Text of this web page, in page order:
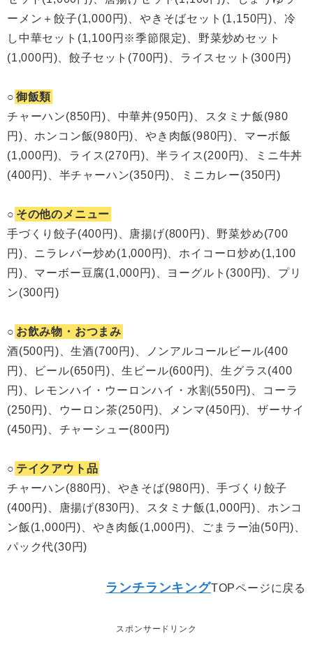
ーメン＋餃子(1,000円)、やきそばセット(1,150円)、冷
し中華セット(1,100円※季節限定)、野菜炒めセット
(1,000円)、餃子セット(700円)、ライスセット(300円)
○ 御飯類
チャーハン(850円)、中華丼(950円)、スタミナ飯(980
円)、ホンコン飯(980円)、やき肉飯(980円)、マーボ飯
(1,000円)、ライス(270円)、半ライス(200円)、ミニ牛丼
(400円)、半チャーハン(350円)、ミニカレー(350円)
○ その他のメニュー
手づくり餃子(400円)、唐揚げ(800円)、野菜炒め(700
円)、ニラレバー炒め(1,000円)、ホイコーロ炒め(1,100
円)、マーボー豆腐(1,000円)、ヨーグルト(300円)、プリ
ン(300円)
○ お飲み物・おつまみ
酒(500円)、生酒(700円)、ノンアルコールビール(400
円)、ビール(650円)、生ビール(600円)、生グラス(400
円)、レモンハイ・ウーロンハイ・水割(550円)、コーラ
(250円)、ウーロン茶(250円)、メンマ(450円)、ザーサイ
(450円)、チャーシュー(800円)
○ テイクアウト品
チャーハン(880円)、やきそば(980円)、手づくり餃子
(400円)、唐揚げ(830円)、スタミナ飯(1,000円)、ホンコ
ン飯(1,000円)、やき肉飯(1,000円)、ごまラー油(50円)、
パック代(30円)
ランチランキングTOPページに戻る
スポンサードリンク